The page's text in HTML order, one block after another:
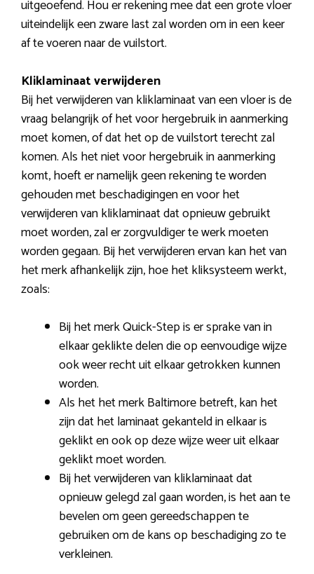
uitgeoefend. Hou er rekening mee dat een grote vloer
uiteindelijk een zware last zal worden om in een keer
af te voeren naar de vuilstort.
Kliklaminaat verwijderen
Bij het verwijderen van kliklaminaat van een vloer is de
vraag belangrijk of het voor hergebruik in aanmerking
moet komen, of dat het op de vuilstort terecht zal
komen. Als het niet voor hergebruik in aanmerking
komt, hoeft er namelijk geen rekening te worden
gehouden met beschadigingen en voor het
verwijderen van kliklaminaat dat opnieuw gebruikt
moet worden, zal er zorgvuldiger te werk moeten
worden gegaan. Bij het verwijderen ervan kan het van
het merk afhankelijk zijn, hoe het kliksysteem werkt,
zoals:
Bij het merk Quick-Step is er sprake van in
elkaar geklikte delen die op eenvoudige wijze
ook weer recht uit elkaar getrokken kunnen
worden.
Als het het merk Baltimore betreft, kan het
zijn dat het laminaat gekanteld in elkaar is
geklikt en ook op deze wijze weer uit elkaar
geklikt moet worden.
Bij het verwijderen van kliklaminaat dat
opnieuw gelegd zal gaan worden, is het aan te
bevelen om geen gereedschappen te
gebruiken om de kans op beschadiging zo te
verkleinen.